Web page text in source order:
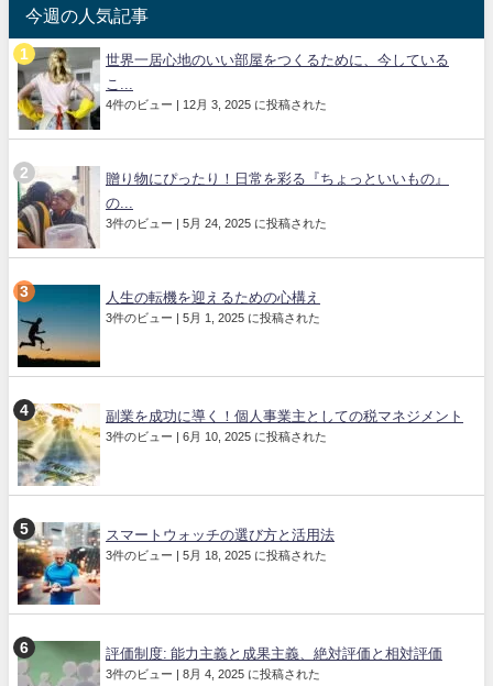
今週の人気記事
世界一居心地のいい部屋をつくるために、今している
こ...
4件のビュー | 12月 3, 2025 に投稿された
贈り物にぴったり！日常を彩る『ちょっといいもの』
の...
3件のビュー | 5月 24, 2025 に投稿された
人生の転機を迎えるための心構え
3件のビュー | 5月 1, 2025 に投稿された
副業を成功に導く！個人事業主としての税マネジメント
3件のビュー | 6月 10, 2025 に投稿された
スマートウォッチの選び方と活用法
3件のビュー | 5月 18, 2025 に投稿された
評価制度: 能力主義と成果主義、絶対評価と相対評価
3件のビュー | 8月 4, 2025 に投稿された